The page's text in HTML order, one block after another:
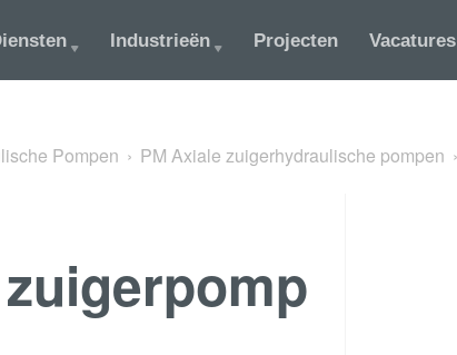
Pompen PM Axiale zuigerhydraulische pompen
Industrieën Projecten Vacatures